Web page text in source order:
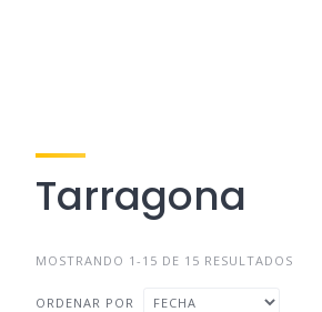
Tarragona
MOSTRANDO 1-15 DE 15 RESULTADOS
ORDENAR POR